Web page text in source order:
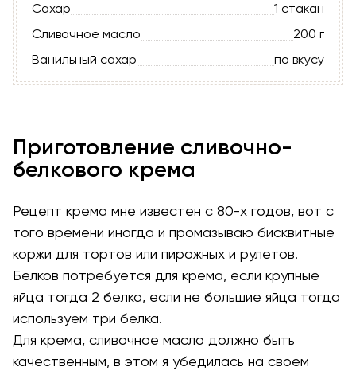
Сахар
1 стакан
Сливочное масло
200 г
Ванильный сахар
по вкусу
Приготовление сливочно-
белкового крема
Рецепт крема мне известен с 80-х годов, вот с
того времени иногда и промазываю бисквитные
коржи для тортов или пирожных и рулетов.
Белков потребуется для крема, если крупные
яйца тогда 2 белка, если не большие яйца тогда
используем три белка.
Для крема, сливочное масло должно быть
качественным, в этом я убедилась на своем